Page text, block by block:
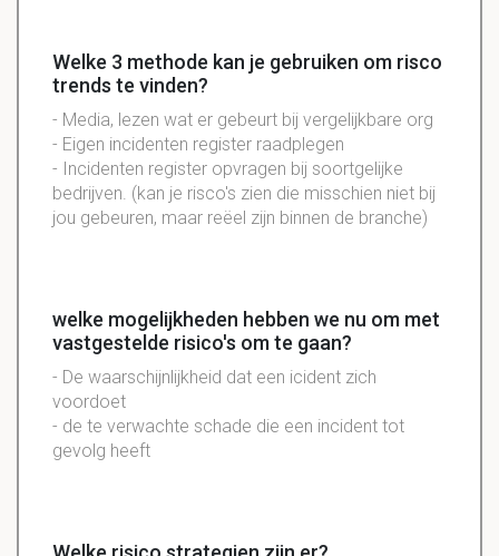
Welke 3 methode kan je gebruiken om risco
trends te vinden?
- Media, lezen wat er gebeurt bij vergelijkbare org
- Eigen incidenten register raadplegen
- Incidenten register opvragen bij soortgelijke
bedrijven. (kan je risco's zien die misschien niet bij
jou gebeuren, maar reëel zijn binnen de branche)
welke mogelijkheden hebben we nu om met
vastgestelde risico's om te gaan?
- De waarschijnlijkheid dat een icident zich
voordoet
- de te verwachte schade die een incident tot
gevolg heeft